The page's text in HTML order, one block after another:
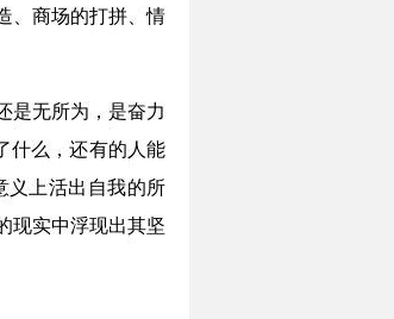
、商场的打拼、情
是无所为，是奋力
什么，还有的人能
义上活出自我的所
现实中浮现出其坚